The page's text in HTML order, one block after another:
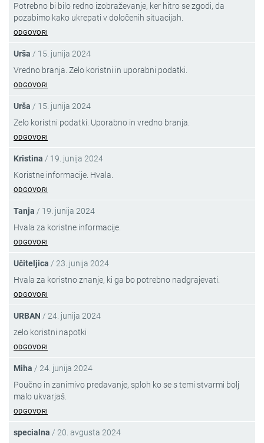
Potrebno bi bilo redno izobraževanje, ker hitro se zgodi, da
pozabimo kako ukrepati v določenih situacijah.
ODGOVORI
Urša / 15. junija 2024
Vredno branja. Zelo koristni in uporabni podatki.
ODGOVORI
Urša / 15. junija 2024
Zelo koristni podatki. Uporabno in vredno branja.
ODGOVORI
Kristina / 19. junija 2024
Koristne informacije. Hvala.
ODGOVORI
Tanja / 19. junija 2024
Hvala za koristne informacije.
ODGOVORI
Učiteljica / 23. junija 2024
Hvala za koristno znanje, ki ga bo potrebno nadgrajevati.
ODGOVORI
URBAN / 24. junija 2024
zelo koristni napotki
ODGOVORI
Miha / 24. junija 2024
Poučno in zanimivo predavanje, sploh ko se s temi stvarmi bolj
malo ukvarjaš.
ODGOVORI
specialna / 20. avgusta 2024